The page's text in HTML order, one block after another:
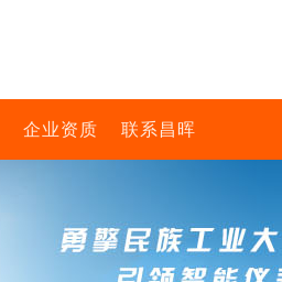
企业资质 联系昌晖